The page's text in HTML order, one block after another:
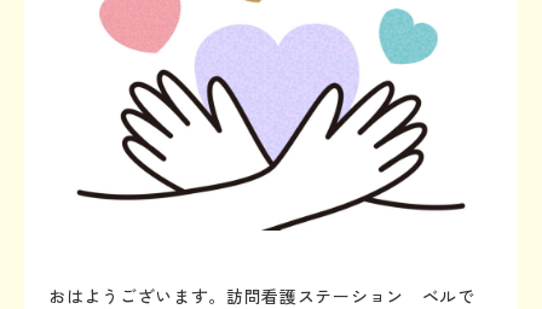
おはようございます。訪問看護ステーション ベルで